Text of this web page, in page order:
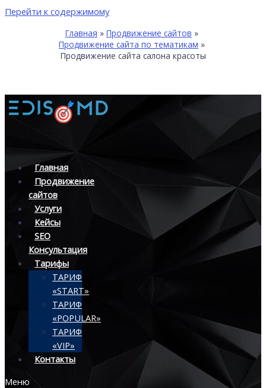
Перейти к содержимому
Главная
Продвижение сайтов
Продвижение сайта по тематикам
Продвижение сайта салона красоты
Главная
Продвижение
сайтов
Услуги
Кейсы
SEO
Консультация
Тарифы
ТАРИФ
«START»
ТАРИФ
«POPULAR»
ТАРИФ
«VIP»
Контакты
Меню